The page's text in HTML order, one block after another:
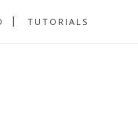
TUTORIALS